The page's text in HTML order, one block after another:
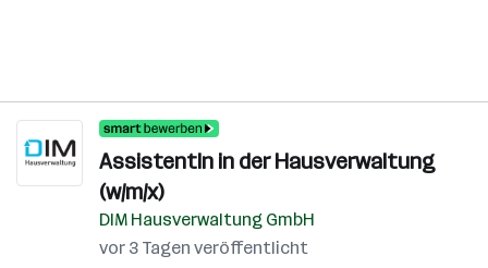
AssistentIn in der Hausverwaltung
(w/m/x)
DIM Hausverwaltung GmbH
vor 3 Tagen veröffentlicht